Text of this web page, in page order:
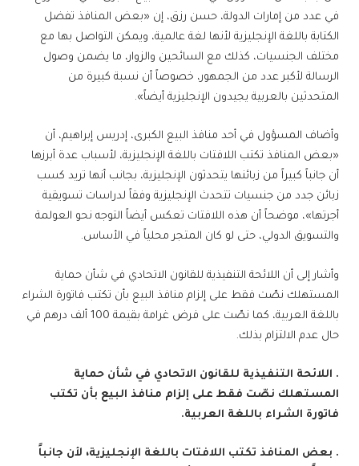
في عدد من إمارات الدولة، حسن رزق، إن «بعض المنافذ تفضل
الكتابة باللغة الإنجليزية لأنها لغة عالمية، ويمكن التواصل بها مع
مختلف الجنسيات، كذلك مع السائحين والزوار، ما يضمن وصول
الرسالة لأكبر عدد من الجمهور، خصوصاً أن نسبة كبيرة من
المتحدثين بالعربية يجيدون الإنجليزية أيضاً».
وأضاف المسؤول في أحد منافذ البيع الكبرى، إدريس إبراهيم، أن
«بعض المنافذ تكتب اللافتات باللغة الإنجليزية، لأسباب عدة أبرزها
أن جانباً كبيراً من زبائنها يتحدثون الإنجليزية، بجانب أنها تريد كسب
زبائن جدد من جنسيات تتحدث الإنجليزية وفقاً لدراسات تسويقية
أجرتها»، موضحاً أن هذه اللافتات تعكس أيضاً التوجه نحو العولمة
والتسويق الدولي، حتى لو كان المتجر محلياً في الأساس.
وأشار إلى أن اللائحة التنفيذية للقانون الاتحادي في شأن حماية
المستهلك نصّت فقط على إلزام منافذ البيع بأن تكتب فاتورة الشراء
باللغة العربية، كما نصّت على فرض غرامة بقيمة 100 ألف درهم في
حال عدم الالتزام بذلك.
. اللائحة التنفيذية للقانون الاتحادي في شأن حماية
المستهلك نصّت فقط على إلزام منافذ البيع بأن تكتب
فاتورة الشراء باللغة العربية.
. بعض المنافذ تكتب اللافتات باللغة الإنجليزية، لأن جانباً